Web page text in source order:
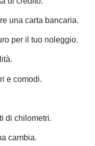
una carta bancaria.
per il tuo noleggio.
e comodi.
di chilometri.
cambia.